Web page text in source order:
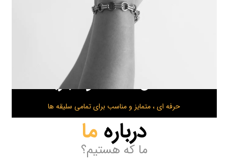
اعتماد و تجربه
حرفه ای ، متمایز و مناسب برای تمامی سلیقه ها
درباره ما
ما که هستیم؟